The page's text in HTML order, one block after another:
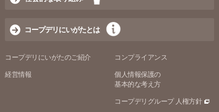
コープデリにいがたとは
コープデリにいがたのご紹介
経営情報
コンプライアンス
個人情報保護の
基本的な考え方
コープデリグループ 人権方針